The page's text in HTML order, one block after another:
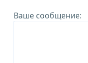
Ваше сообщение: